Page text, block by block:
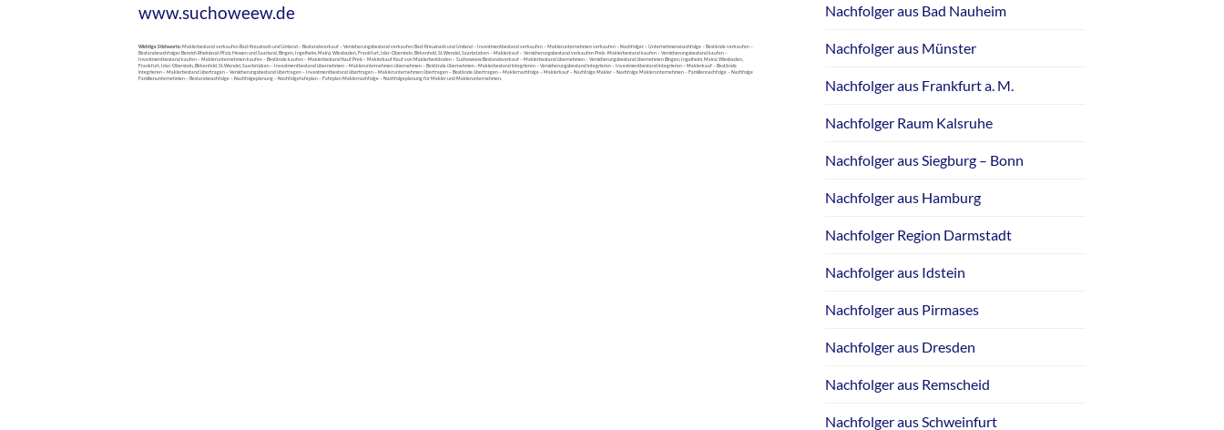
www.suchoweew.de
Wichtige Stichworte:Maklerbestand verkaufen Bad-Kreuznach und Umland – Bestandsverkauf – Versicherungsbestand verkaufen Bad-Kreuznach und Umland – Investmentbestand verkaufen – Maklerunternehmen verkaufen – Nachfolger – Unternehmensnachfolge – Bestände verkaufen –
Bestandsnachfolger Bereich Rheinland-Pfalz, Hessen und Saarland, Bingen, Ingelheim, Mainz, Wiesbaden, Frankfurt, Idar-Oberstein, Birkenfeld, St.Wendel, Saarbrücken – Maklerkauf – Versicherungsbestand verkaufen Preis -Maklerbestand kaufen – Versicherungsbestand kaufen –
Investmentbestand kaufen – Maklerunternehmen kaufen – Bestände kaufen – Maklerbestand Kauf Preis – Maklerkauf Kauf von Maklerbeständen – Suchoweew Bestandsverkauf – Maklerbestand übernehmen – Versicherungsbestand übernehmen Bingen, Ingelheim, Mainz, Wiesbaden,
Frankfurt, Idar-Oberstein, Birkenfeld, St.Wendel, Saarbrücken – Investmentbestand übernehmen – Maklerunternehmen übernehmen – Bestände übernehmen –Maklerbestand integrieren – Versicherungsbestand integrieren – Investmentbestand integrieren – Maklerkauf – Bestände
integrieren – Maklerbestand übertragen – Versicherungsbestand übertragen – Investmentbestand übertragen – Maklerunternehmen übertragen – Bestände übertragen – Maklernachfolge – Maklerkauf – Nachfolge Makler – Nachfolge Maklerunternehmen – Familiennachfolge – Nachfolge
Familienunternehmen – Bestandsnachfolge – Nachfolgeplanung – Nachfolgefahrplan – Fahrplan Maklernachfolge – Nachfolgeplanung für Makler und Maklerunternehmen.
Nachfolger aus Bad Nauheim
Nachfolger aus Münster
Nachfolger aus Frankfurt a. M.
Nachfolger Raum Kalsruhe
Nachfolger aus Siegburg – Bonn
Nachfolger aus Hamburg
Nachfolger Region Darmstadt
Nachfolger aus Idstein
Nachfolger aus Pirmases
Nachfolger aus Dresden
Nachfolger aus Remscheid
Nachfolger aus Schweinfurt